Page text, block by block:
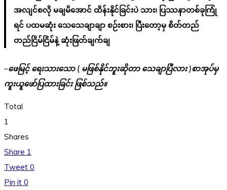
အလျင်စလို မချမိအောင် ထိန်းနိုင်ခြင်းပဲ သား၊ ပြဿနာတစ်ခုကြုံ
ရင် ပထမဆုံး သေသေချာချာ စဉ်းစား၊ ပြီးတော့မှ စိတ်တည်
တည်ငြိမ်ငြိမ်နဲ့ ဆုံးဖြတ်ချက်ချ
–ဖေမြင့် ရေးသားသော ( မဖြစ်နိုင်ဘူးဆိုတာ သေချာပြီလား )စာအုပ်မှ
ကူးယူဖော်ပြထားခြင်း ဖြစ်သည်။
Total
1
Shares
Share 1
Tweet 0
Pin it 0